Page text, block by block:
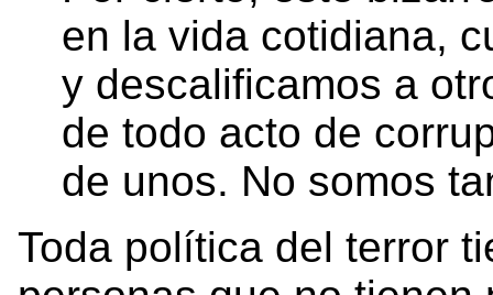
en la vida cotidiana,
y descalificamos a
de todo acto de
de unos. No somos
Toda política del terror